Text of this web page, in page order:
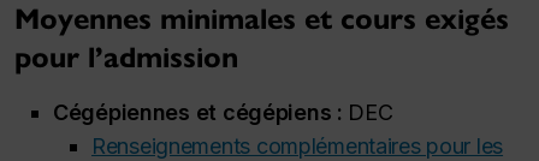
Moyennes minimales et cours exigés
pour l’admission
Cégépiennes et cégépiens : DEC
Renseignements complémentaires pour les